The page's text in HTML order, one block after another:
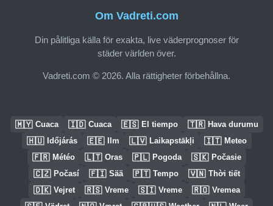
Om Vadreti.com
Din pålitliga källa för exakta, live väderprognoser för
städer världen över.
Vadreti.com © 2026. Alla rättigheter förbehållna.
🇲🇾 Cuaca 🇮🇩 Cuaca 🇪🇸 El tiempo 🇹🇷 Hava durumu
🇭🇺 Időjárás 🇪🇪 Ilm 🇱🇻 Laikapstākļi 🇮🇹 Meteo
🇫🇷 Météo 🇱🇹 Oras 🇵🇱 Pogoda 🇸🇰 Počasie
🇨🇿 Počasí 🇫🇮 Sää 🇵🇹 Tempo 🇻🇳 Thời tiết
🇩🇰 Vejret 🇷🇸 Vreme 🇸🇮 Vreme 🇷🇴 Vremea